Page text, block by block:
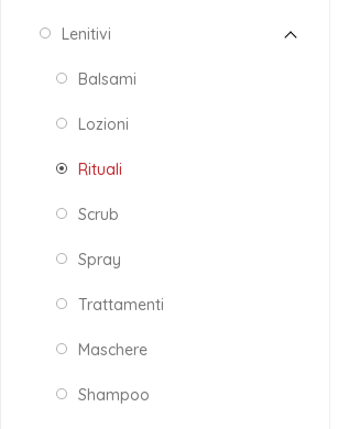
Lenitivi
Balsami
Lozioni
Rituali
Scrub
Spray
Trattamenti
Maschere
Shampoo